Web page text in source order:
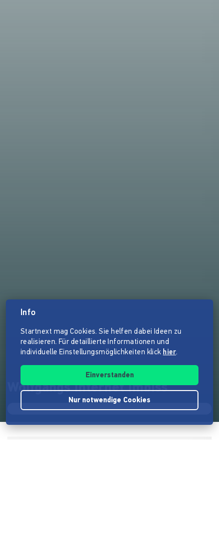
Wolfgangs Internet Imbiss
Info
Startnext mag Cookies. Sie helfen dabei Ideen zu
realisieren. Für detaillierte Informationen und
individuelle Einstellungsmöglichkeiten klick hier.
Einverstanden
Nur notwendige Cookies